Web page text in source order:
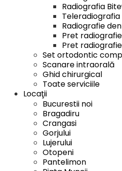
Radiografia
Radiografie
Pret
Pret
Set ortodontic
Scanare intraorală
Ghid chirurgical
Toate serviciile
Locaţii
Bucurestii noi
Bragadiru
Crangasi
Gorjului
Lujerului
Otopeni
Pantelimon